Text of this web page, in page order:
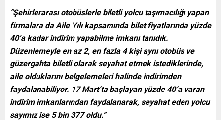
“Şehirlerarası otobüslerle biletli yolcu taşımacılığı yapan
firmalara da Aile Yılı kapsamında bilet fiyatlarında yüzde
40’a kadar indirim yapabilme imkanı tanıdık.
Düzenlemeyle en az 2, en fazla 4 kişi aynı otobüs ve
güzergahta biletli olarak seyahat etmek istediklerinde,
aile olduklarını belgelemeleri halinde indirimden
faydalanabiliyor. 17 Mart’ta başlayan yüzde 40’a varan
indirim imkanlarından faydalanarak, seyahat eden yolcu
sayımız ise 5 bin 377 oldu.”